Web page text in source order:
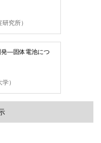
究所）
発―固体電池につ
）